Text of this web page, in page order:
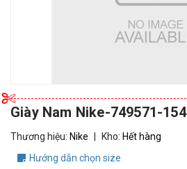
Giày Nam Nike-749571-154
Thương hiệu: Nike Kho: Hết hàng
Hướng dẫn chọn size